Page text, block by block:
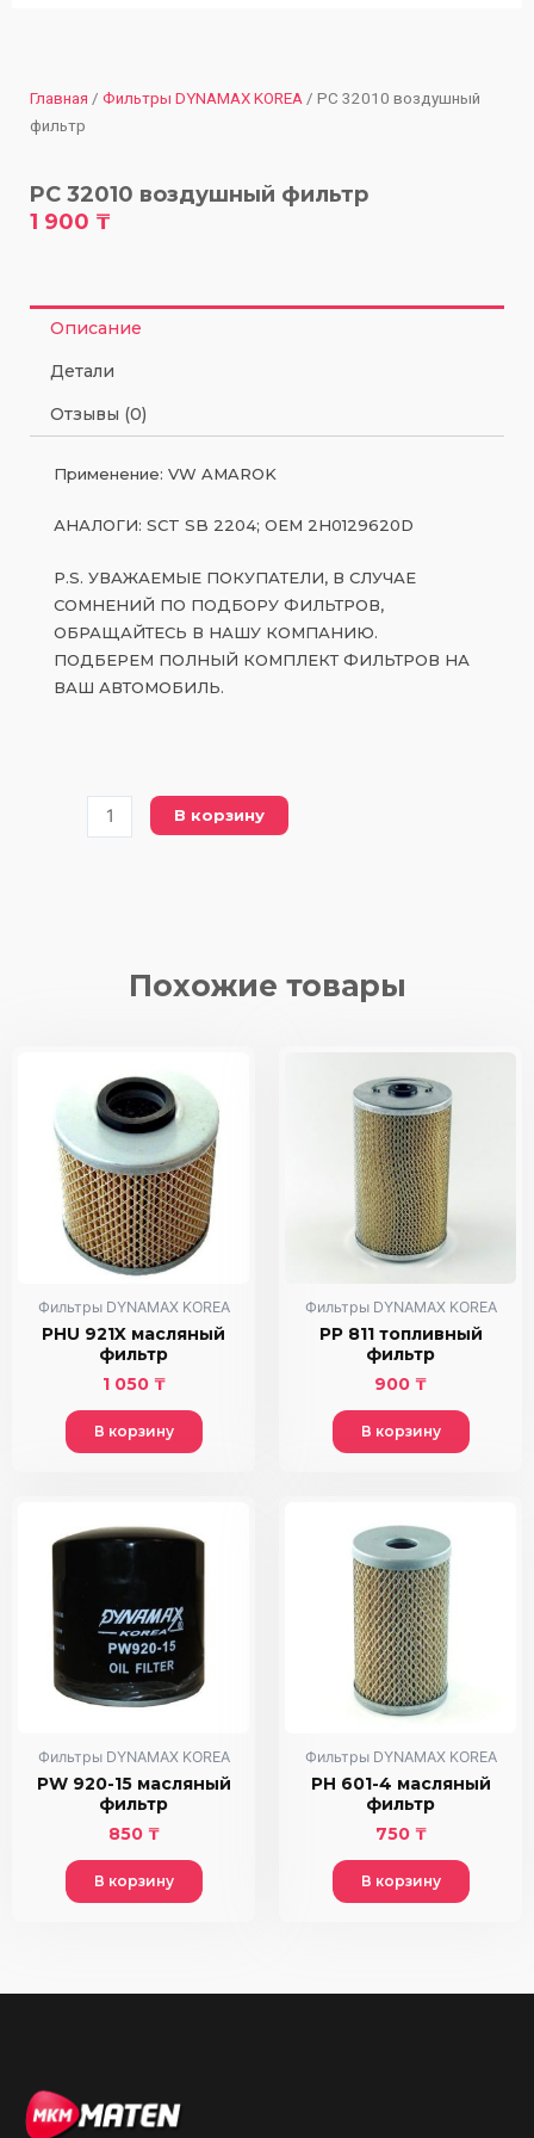
Главная / Фильтры DYNAMAX KOREA / PC 32010 воздушный
фильтр
PC 32010 воздушный фильтр
1 900 ₸
Описание
Детали
Отзывы (0)
Применение: VW AMAROK
АНАЛОГИ: SCT SB 2204; OEM 2H0129620D
P.S. УВАЖАЕМЫЕ ПОКУПАТЕЛИ, В СЛУЧАЕ
СОМНЕНИЙ ПО ПОДБОРУ ФИЛЬТРОВ,
ОБРАЩАЙТЕСЬ В НАШУ КОМПАНИЮ.
ПОДБЕРЕМ ПОЛНЫЙ КОМПЛЕКТ ФИЛЬТРОВ НА
ВАШ АВТОМОБИЛЬ.
Количество
товара
В корзину
Похожие товары
Фильтры DYNAMAX KOREA
PHU 921X масляный
фильтр
1 050 ₸
В корзину
Фильтры DYNAMAX KOREA
PP 811 топливный
фильтр
900 ₸
В корзину
Фильтры DYNAMAX KOREA
PW 920-15 масляный
фильтр
850 ₸
В корзину
Фильтры DYNAMAX KOREA
PH 601-4 масляный
фильтр
750 ₸
В корзину